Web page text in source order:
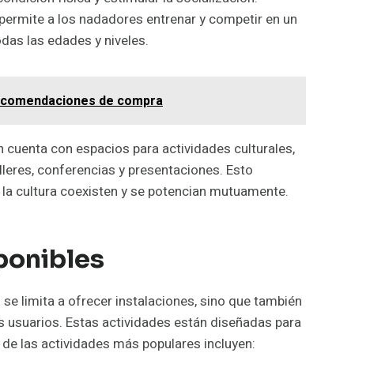
a los nadadores entrenar y competir en un
las edades y niveles.
de compra
cuenta con espacios para actividades culturales,
conferencias y presentaciones. Esto
cultura coexisten y se potencian mutuamente.
limita a ofrecer instalaciones, sino que también
Estas actividades están diseñadas para
las actividades más populares incluyen: